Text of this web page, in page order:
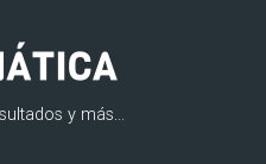
y más...